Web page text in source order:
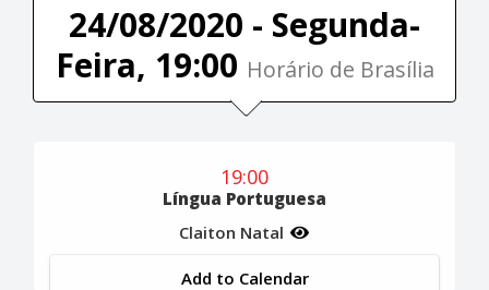
24/08/2020 - Segunda-
Feira, 19:00 Horário de Brasília
19:00
Língua Portuguesa
Claiton Natal
Add to Calendar